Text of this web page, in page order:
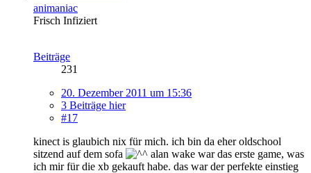
animaniac
Frisch Infiziert
Beiträge
231
20. Dezember 2011 um 15:36
3 Beiträge hier
#17
kinect is glaubich nix für mich. ich bin da eher oldschool
sitzend auf dem sofa
alan wake war das erste game, was
ich mir für die xb gekauft habe. das war der perfekte einstieg